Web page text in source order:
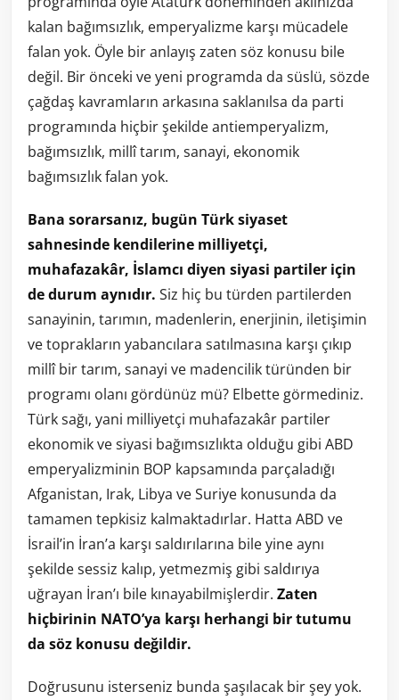
kalan bağımsızlık, emperyalizme karşı mücadele
falan yok. Öyle bir anlayış zaten söz konusu bile
değil. Bir önceki ve yeni programda da süslü, sözde
çağdaş kavramların arkasına saklanılsa da parti
programında hiçbir şekilde antiemperyalizm,
bağımsızlık, millî tarım, sanayi, ekonomik
bağımsızlık falan yok.
Bana sorarsanız, bugün Türk siyaset
sahnesinde kendilerine milliyetçi,
muhafazakâr, İslamcı diyen siyasi partiler için
de durum aynıdır. Siz hiç bu türden partilerden
sanayinin, tarımın, madenlerin, enerjinin, iletişimin
ve toprakların yabancılara satılmasına karşı çıkıp
millî bir tarım, sanayi ve madencilik türünden bir
programı olanı gördünüz mü? Elbette görmediniz.
Türk sağı, yani milliyetçi muhafazakâr partiler
ekonomik ve siyasi bağımsızlıkta olduğu gibi ABD
emperyalizminin BOP kapsamında parçaladığı
Afganistan, Irak, Libya ve Suriye konusunda da
tamamen tepkisiz kalmaktadırlar. Hatta ABD ve
İsrail’in İran’a karşı saldırılarına bile yine aynı
şekilde sessiz kalıp, yetmezmiş gibi saldırıya
uğrayan İran’ı bile kınayabilmişlerdir. Zaten
hiçbirinin NATO’ya karşı herhangi bir tutumu
da söz konusu değildir.
Doğrusunu isterseniz bunda şaşılacak bir şey yok.